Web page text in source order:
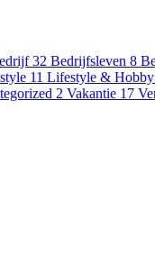
32 Bedrijfsleven 8
11 Lifestyle & Hobby
2 Vakantie 17